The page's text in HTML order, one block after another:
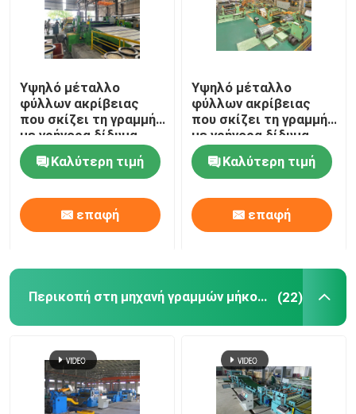
Υψηλό μέταλλο
φύλλων ακρίβειας
που σκίζει τη γραμμή
με γρήγορα δίδυμα
Slitters αλλαγής
Καλύτερη τιμή
επαφή
Υψηλό μέταλλο
φύλλων ακρίβειας
που σκίζει τη γραμμή
με γρήγορα δίδυμα
Slitters αλλαγής
Καλύτερη τιμή
επαφή
Περικοπή στη μηχανή γραμμών μήκους (22)